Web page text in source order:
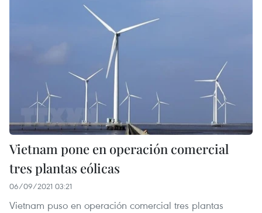
Vietnam pone en operación comercial
tres plantas eólicas
06/09/2021 03:21
Vietnam puso en operación comercial tres plantas